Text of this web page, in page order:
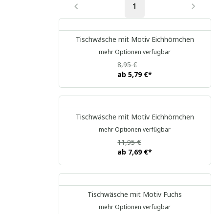
1
Tischwäsche mit Motiv Eichhörnchen
mehr Optionen verfügbar
ab 5,79 €*
8,95 €
Tischwäsche mit Motiv Eichhörnchen
mehr Optionen verfügbar
ab 7,69 €*
11,95 €
Tischwäsche mit Motiv Fuchs
mehr Optionen verfügbar